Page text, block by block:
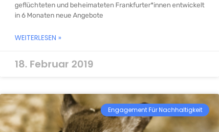
geflüchteten und beheimateten Frankfurter*innen entwickelt
in 6 Monaten neue Angebote
WEITERLESEN »
18. Februar 2019
Engagement Für Nachhaltigkeit